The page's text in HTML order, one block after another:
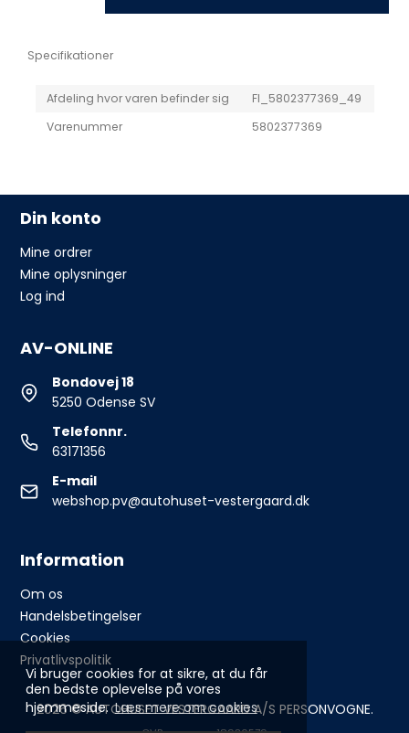
Vi bruger cookies for at sikre, at du får
den bedste oplevelse på vores
hjemmeside.Læs mere om cookies
Specifikationer
Afdeling hvor varen befinder sig
FI_5802377369_49
Varenummer
5802377369
Din konto
Mine ordrer
Mine oplysninger
Log ind
AV-ONLINE
Bondovej 18
5250 Odense SV
Telefonnr.
63171356
E-mail
webshop.pv@autohuset-vestergaard.dk
Information
Om os
Handelsbetingelser
Cookies
Privatlivspolitik
2026 © AUTOHUSET VESTERGAARD A/S PERSONVOGNE.